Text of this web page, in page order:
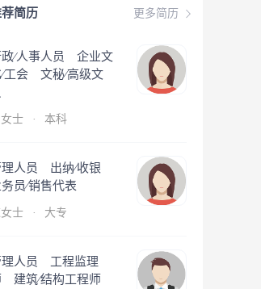
更多简历
简历
∕人事人员 企业文
工会 文秘∕高级文
士 · 本科
理人员 出纳∕收银
员∕销售代表
女士 · 大专
理人员 工程监理
建筑∕结构工程师